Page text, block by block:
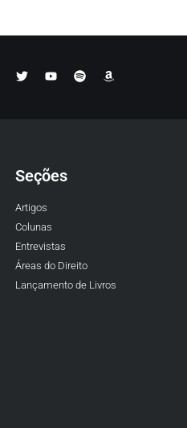
Seções
Artigos
Colunas
Entrevistas
Áreas do Direito
Lançamento de Livros